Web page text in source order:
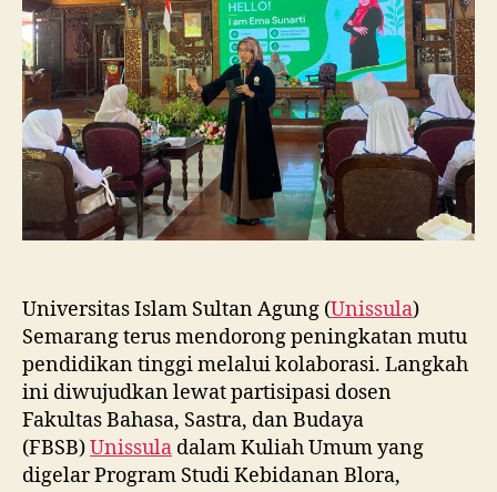
Mahasiswa
Kebidanan
Blora
Etika
dan
Keterampilan
Public
Speaking
Universitas Islam Sultan Agung (Unissula)
Semarang terus mendorong peningkatan mutu
pendidikan tinggi melalui kolaborasi. Langkah
ini diwujudkan lewat partisipasi dosen
Fakultas Bahasa, Sastra, dan Budaya
(FBSB)Unissula dalam Kuliah Umum yang
digelar Program Studi Kebidanan Blora,